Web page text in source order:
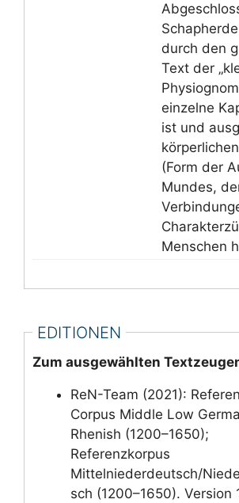
durch den
Text der
einzelne
ist und
(Form der
Mundes,
Menschen
EDITIONEN
Zum ausgewählten
ReN-Team (2021):
Corpus Middle Low
Rhenish (1200–1650);
Referenzkorpus
Mittelniederdeutsch/
sch (1200–1650). Version